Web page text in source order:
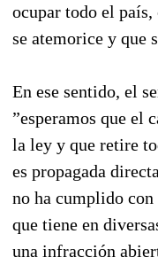
ocupar todo el país,
se atemorice y que
En ese sentido, el
”esperamos que el
la ley y que retire
es propagada
no ha cumplido
que tiene en
una infracción